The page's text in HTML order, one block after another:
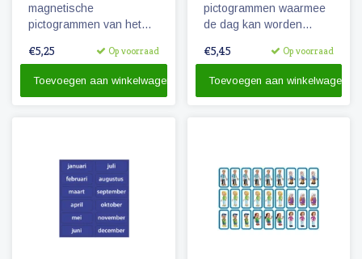
magnetische
pictogrammen van het
€5,25 Op voorraad
Toevoegen aan winkelwagen
pictogrammen waarmee
de dag kan worden
onderverdeeld en
worden gemarkeerd.
€5,45 Op voorraad
Toevoegen aan winkelwagen